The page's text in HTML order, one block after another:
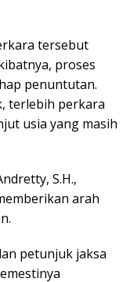
tersebut
proses
penuntutan.
terlebih perkara
usia yang masih
S.H.,
arah
petunjuk jaksa